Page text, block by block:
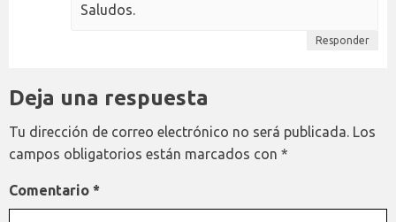
Saludos.
Responder
Deja una respuesta
Tu dirección de correo electrónico no será publicada. Los
campos obligatorios están marcados con *
Comentario *